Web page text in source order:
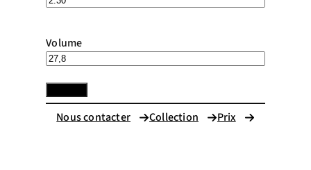
Volume
Nous contacter Collection Prix